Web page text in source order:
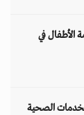
الأطفال في
الصحية